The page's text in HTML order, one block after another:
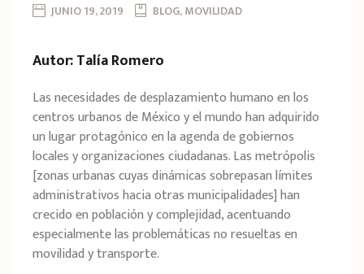
JUNIO 19, 2019 BLOG, MOVILIDAD
Autor: Talía Romero
Las necesidades de desplazamiento humano en los
centros urbanos de México y el mundo han adquirido
un lugar protagónico en la agenda de gobiernos
locales y organizaciones ciudadanas. Las metrópolis
[zonas urbanas cuyas dinámicas sobrepasan límites
administrativos hacia otras municipalidades] han
crecido en población y complejidad, acentuando
especialmente las problemáticas no resueltas en
movilidad y transporte.